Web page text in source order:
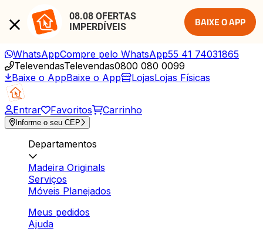
08.08 OFERTAS
IMPERDÍVEIS
BAIXE O APP
WhatsAppCompre pelo WhatsApp55 41 74031865
TelevendasTelevendas0800 080 0099
Baixe o AppBaixe o App LojasLojas Físicas
Entrar Favoritos Carrinho
Informe o seu CEP
Departamentos
Madeira Originals
Serviços
Móveis Planejados
Meus pedidos
Ajuda